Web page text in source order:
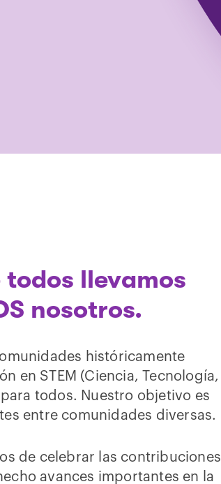
llevamos
nosotros.
históricamente
en STEM (Ciencia, Tecnología,
todos. Nuestro objetivo es
entre comunidades diversas.
de celebrar las contribuciones
avances importantes en la